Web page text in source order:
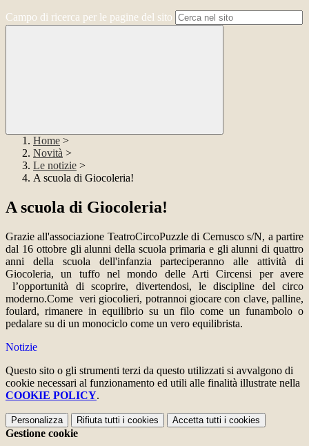
Campo di ricerca per le pagine del sito
Home >
Novità >
Le notizie >
A scuola di Giocoleria!
A scuola di Giocoleria!
Grazie all'associazione TeatroCircoPuzzle di Cernusco s/N, a partire
dal 16 ottobre gli alunni della scuola primaria e gli alunni di quattro
anni della scuola dell'infanzia parteciperanno alle attività di
Giocoleria, un tuffo nel mondo delle Arti Circensi per avere
l’opportunità di scoprire, divertendosi, le discipline del circo
moderno.Come veri giocolieri, potrannoi giocare con clave, palline,
foulard, rimanere in equilibrio su un filo come un funambolo o
pedalare su di un monociclo come un vero equilibrista.
Notizie
Questo sito o gli strumenti terzi da questo utilizzati si avvalgono di
cookie necessari al funzionamento ed utili alle finalità illustrate nella
COOKIE POLICY.
Personalizza Rifiuta tutti i cookies Accetta tutti i cookies
Gestione cookie